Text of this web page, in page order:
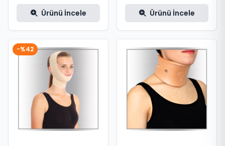
Ürünü İncele
Ürünü İncele
-%42